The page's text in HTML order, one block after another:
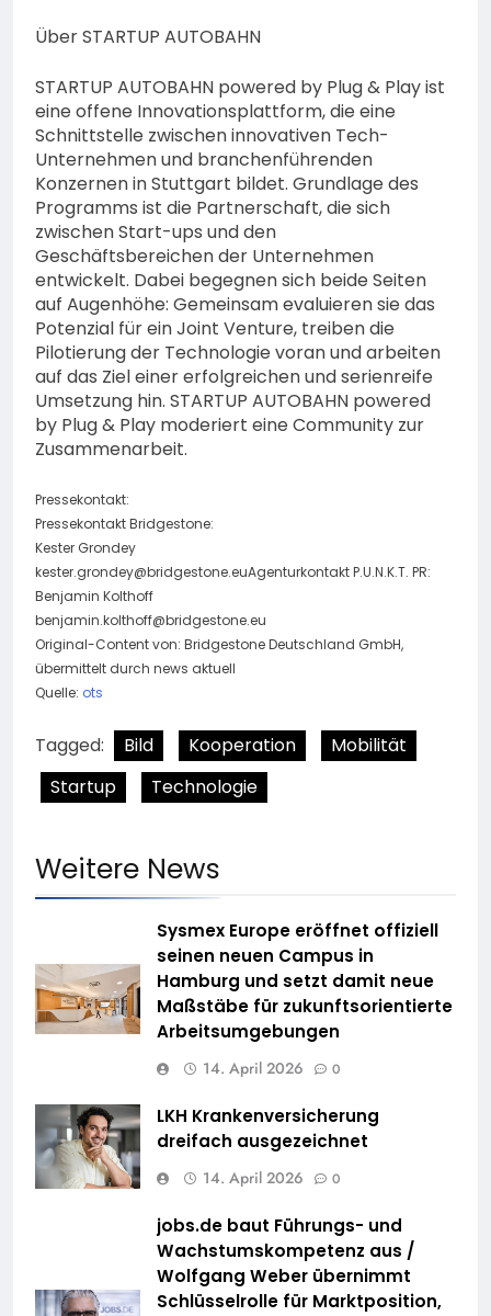
Über STARTUP AUTOBAHN
STARTUP AUTOBAHN powered by Plug & Play ist
eine offene Innovationsplattform, die eine
Schnittstelle zwischen innovativen Tech-
Unternehmen und branchenführenden
Konzernen in Stuttgart bildet. Grundlage des
Programms ist die Partnerschaft, die sich
zwischen Start-ups und den
Geschäftsbereichen der Unternehmen
entwickelt. Dabei begegnen sich beide Seiten
auf Augenhöhe: Gemeinsam evaluieren sie das
Potenzial für ein Joint Venture, treiben die
Pilotierung der Technologie voran und arbeiten
auf das Ziel einer erfolgreichen und serienreife
Umsetzung hin. STARTUP AUTOBAHN powered
by Plug & Play moderiert eine Community zur
Zusammenarbeit.
Pressekontakt:
Pressekontakt Bridgestone:
Kester Grondey
kester.grondey@bridgestone.euAgenturkontaktP.U.N.K.T. PR:
Benjamin Kolthoff
benjamin.kolthoff@bridgestone.eu
Original-Content von: Bridgestone Deutschland GmbH,
übermittelt durch news aktuell
Quelle: ots
Tagged: Bild Kooperation
Mobilität
Startup
Technologie
Weitere News
Sysmex Europe eröffnet offiziell
seinen neuen Campus in
Hamburg und setzt damit neue
Maßstäbe für zukunftsorientierte
Arbeitsumgebungen
14. April 2026 0
LKH Krankenversicherung
dreifach ausgezeichnet
14. April 2026 0
jobs.de baut Führungs- und
Wachstumskompetenz aus /
Wolfgang Weber übernimmt
Schlüsselrolle für Marktposition,